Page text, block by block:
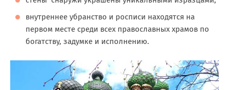
внутреннее убранство и росписи находятся на
первом месте среди всех православных храмов по
богатству, задумке и исполнению.